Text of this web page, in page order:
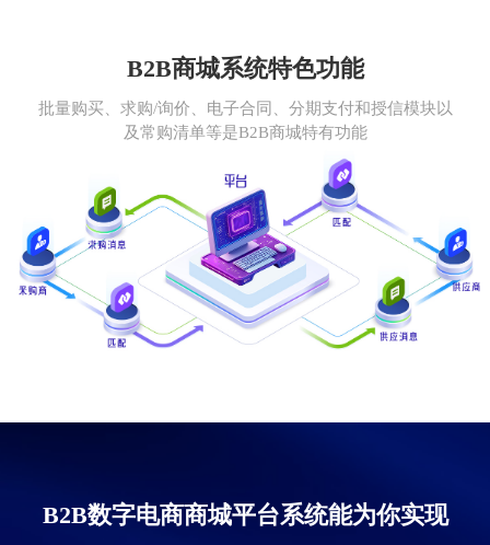
B2B商城系统特色功能
批量购买、求购/询价、电子合同、分期支付和授信模块以
及常购清单等是B2B商城特有功能
B2B数字电商商城平台系统能为你实现